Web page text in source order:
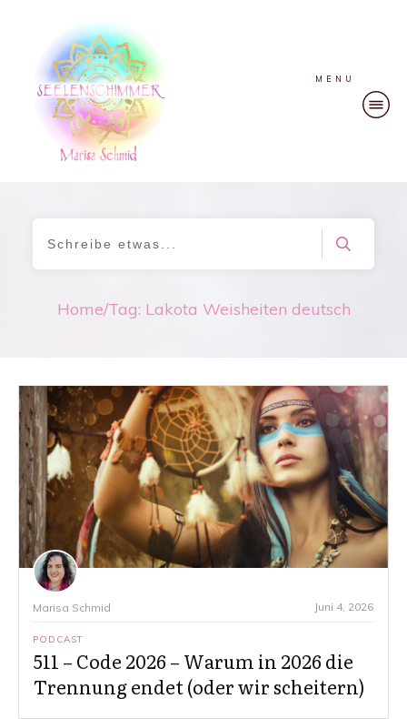
MENU
Home/Tag: Lakota Weisheiten deutsch
Marisa Schmid Juni 4, 2026
PODCAST
511 – Code 2026 – Warum in 2026 die
Trennung endet (oder wir scheitern)